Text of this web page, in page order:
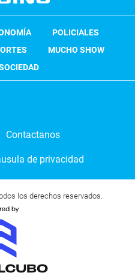
POLICIALES
MUCHO SHOW
Contactanos
de privacidad
los derechos reservados.